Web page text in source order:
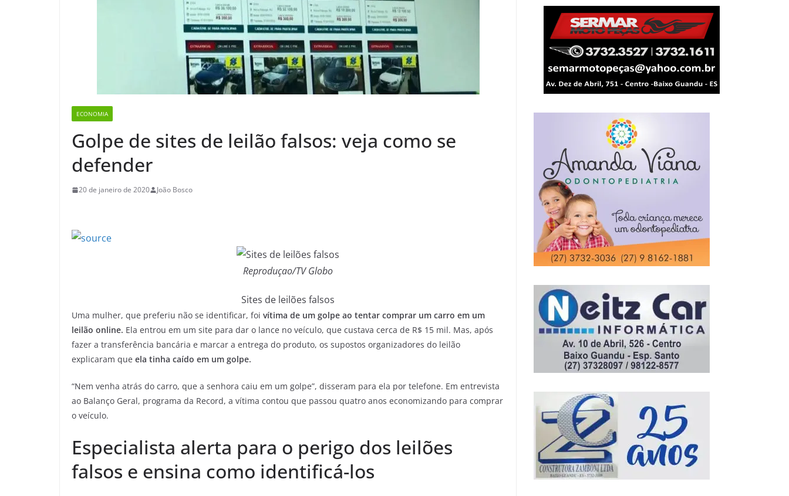
ECONOMIA
Golpe de sites de leilão falsos: veja como se
defender
20 de janeiro de 2020 João Bosco
Reproduçao/TV Globo
Sites de leilões falsos
Uma mulher, que preferiu não se identificar, foi vítima de um golpe ao tentar comprar um carro em um
leilão online. Ela entrou em um site para dar o lance no veículo, que custava cerca de R$ 15 mil. Mas, após
fazer a transferência bancária e marcar a entrega do produto, os supostos organizadores do leilão
explicaram que ela tinha caído em um golpe.
“Nem venha atrás do carro, que a senhora caiu em um golpe”, disseram para ela por telefone. Em entrevista
ao Balanço Geral, programa da Record, a vítima contou que passou quatro anos economizando para comprar
o veículo.
Especialista alerta para o perigo dos leilões
falsos e ensina como identificá-los